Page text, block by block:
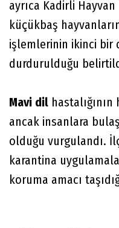
ayrıca Kadirli
küçükbaş
işlemlerinin ikinci bir
durdurulduğu
Mavi dil
ancak insanlara
olduğu vurgulandı.
karantina
koruma amacı